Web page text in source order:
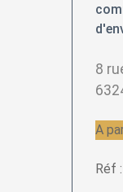
8
A
Réf